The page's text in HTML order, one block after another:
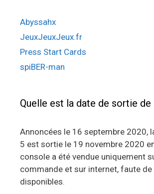
Abyssahx
JeuxJeuxJeux.fr
Press Start Cards
spiBER-man
Quelle est la date de sortie de
Annoncées le 16 septembre 2020,
5 est sortie le 19 novembre 2020
console a été vendue uniquement
commande et sur internet, faute
disponibles.